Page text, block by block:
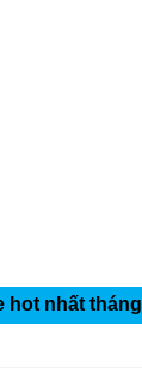
hot nhất tháng